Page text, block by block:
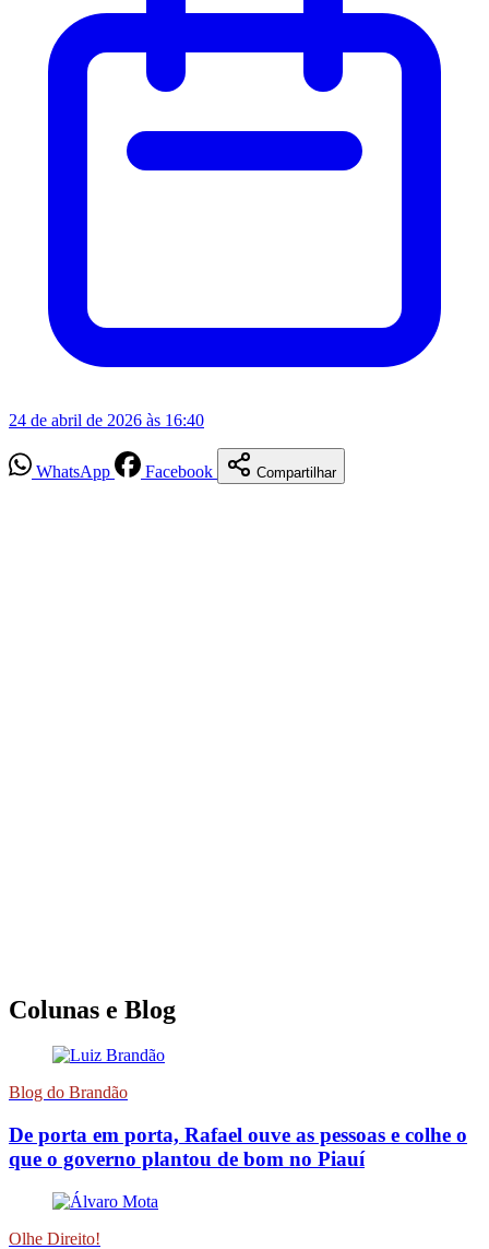
24 de abril de 2026 às 16:40
WhatsApp Facebook Compartilhar
Colunas e Blog
Blog do Brandão
De porta em porta, Rafael ouve as pessoas e colhe o
que o governo plantou de bom no Piauí
Olhe Direito!